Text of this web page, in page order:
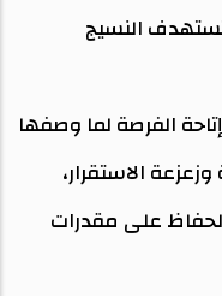
النسيج
الفرصة لما وصفها
الاستقرار،
على مقدرات